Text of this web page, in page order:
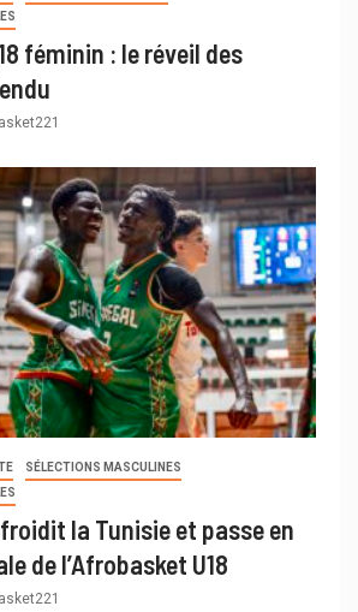
féminin : le réveil des
SÉLECTIONS MASCULINES
la Tunisie et passe en
de l’Afrobasket U18